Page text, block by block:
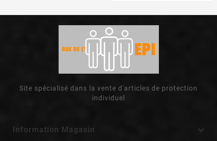
Site spécialisé dans la vente d'articles de protection
individuel
Information Magasin 